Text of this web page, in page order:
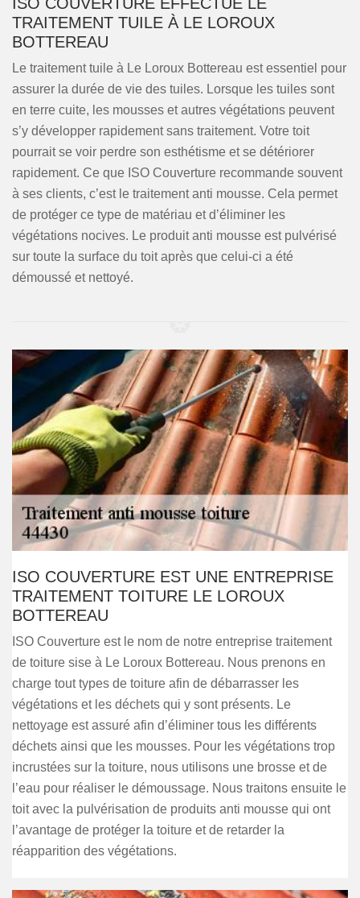
TRAITEMENT TUILE À LE LOROUX
BOTTEREAU
Le traitement tuile à Le Loroux Bottereau est essentiel pour
assurer la durée de vie des tuiles. Lorsque les tuiles sont
en terre cuite, les mousses et autres végétations peuvent
s’y développer rapidement sans traitement. Votre toit
pourrait se voir perdre son esthétisme et se détériorer
rapidement. Ce que ISO Couverture recommande souvent
à ses clients, c’est le traitement anti mousse. Cela permet
de protéger ce type de matériau et d’éliminer les
végétations nocives. Le produit anti mousse est pulvérisé
sur toute la surface du toit après que celui-ci a été
démoussé et nettoyé.
ISO COUVERTURE EST UNE ENTREPRISE
TRAITEMENT TOITURE LE LOROUX
BOTTEREAU
ISO Couverture est le nom de notre entreprise traitement
de toiture sise à Le Loroux Bottereau. Nous prenons en
charge tout types de toiture afin de débarrasser les
végétations et les déchets qui y sont présents. Le
nettoyage est assuré afin d’éliminer tous les différents
déchets ainsi que les mousses. Pour les végétations trop
incrustées sur la toiture, nous utilisons une brosse et de
l’eau pour réaliser le démoussage. Nous traitons ensuite le
toit avec la pulvérisation de produits anti mousse qui ont
l’avantage de protéger la toiture et de retarder la
réapparition des végétations.